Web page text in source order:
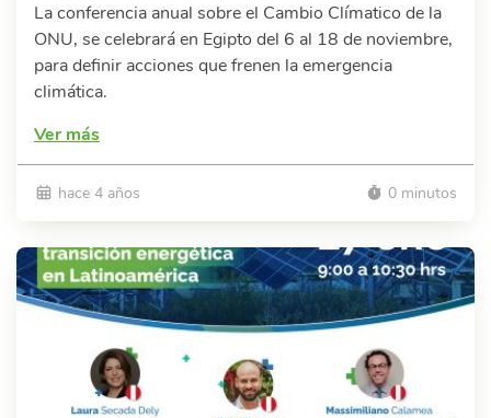
La conferencia anual sobre el Cambio Clímatico de la
ONU, se celebrará en Egipto del 6 al 18 de noviembre,
para definir acciones que frenen la emergencia
climática.
Ver más
hace 4 años 0 minutos